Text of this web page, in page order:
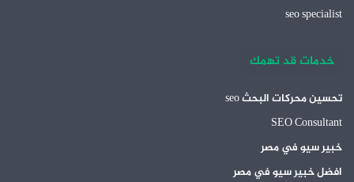
seo specialist
خدمات قد تهمك
تحسين محركات البحث seo
SEO Consultant
خبير سيو في مصر
افضل خبير سيو في مصر